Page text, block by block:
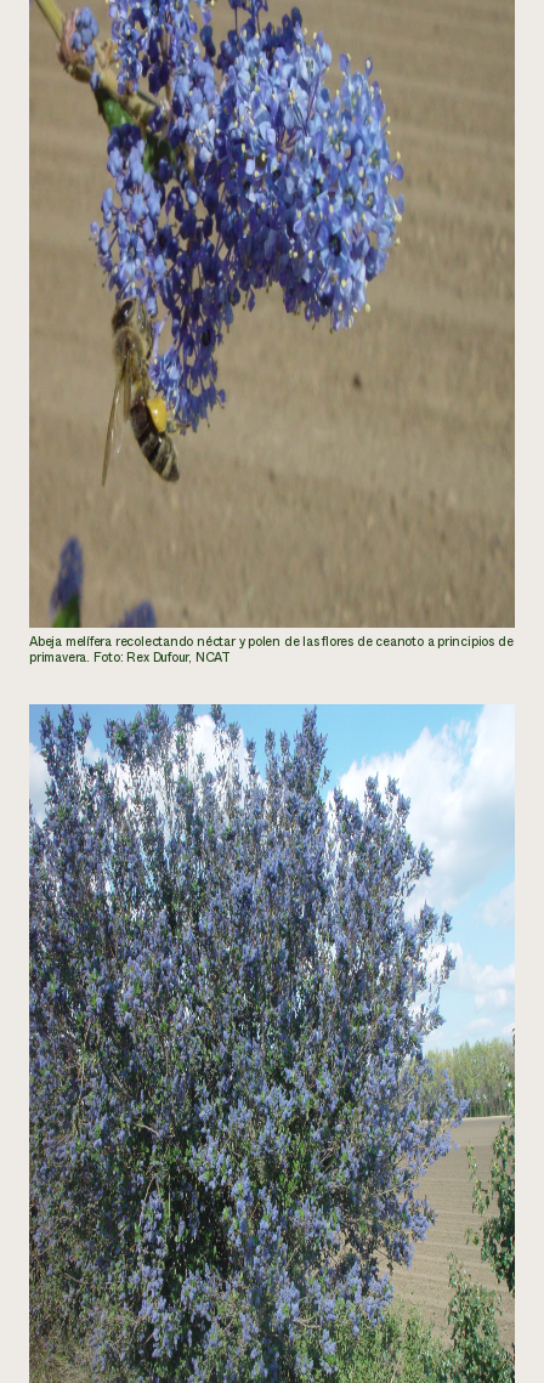
Abeja melífera recolectando néctar y polen de las flores de ceanoto a principios de
primavera. Foto: Rex Dufour, NCAT